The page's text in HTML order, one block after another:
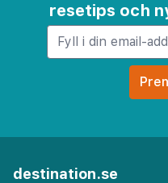
resetips och
destination.se